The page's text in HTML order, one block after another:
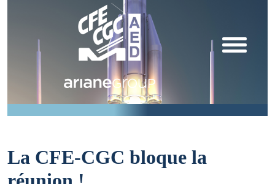
La CFE-CGC bloque la